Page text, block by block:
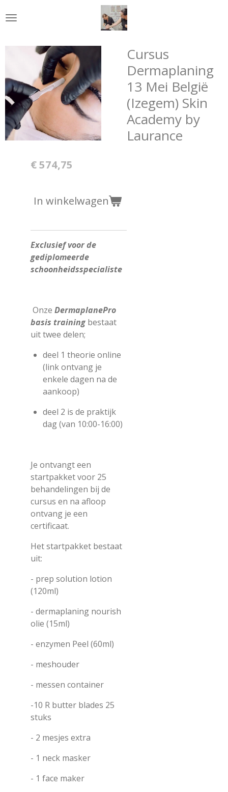
direct
de
hoofdinhoud
Cursus
Dermaplaning
13 Mei België
(Izegem) Skin
Academy by
Laurance
€ 574,75
In winkelwagen
Exclusief voor de
gediplomeerde
schoonheidsspecialiste
Onze DermaplanePro
basis training bestaat
uit twee delen;
deel 1 theorie online
(link ontvang je
enkele dagen na de
aankoop)
deel 2 is de praktijk
dag (van 10:00-16:00)
Je ontvangt een
startpakket voor 25
behandelingen bij de
cursus en na afloop
ontvang je een
certificaat.
Het startpakket bestaat
uit:
- prep solution lotion
(120ml)
- dermaplaning nourish
olie (15ml)
- enzymen Peel (60ml)
- meshouder
- messen container
-10 R butter blades 25
stuks
- 2 mesjes extra
- 1 neck masker
- 1 face maker